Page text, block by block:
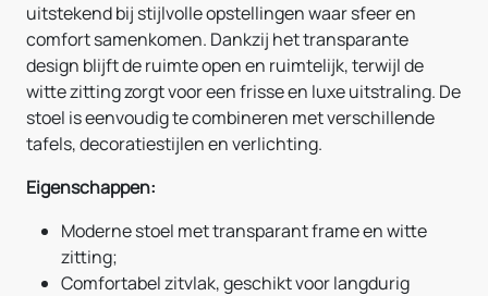
uitstekend bij stijlvolle opstellingen waar sfeer en
comfort samenkomen. Dankzij het transparante
design blijft de ruimte open en ruimtelijk, terwijl de
witte zitting zorgt voor een frisse en luxe uitstraling. De
stoel is eenvoudig te combineren met verschillende
tafels, decoratiestijlen en verlichting.
Eigenschappen:
Moderne stoel met transparant frame en witte
zitting;
Comfortabel zitvlak, geschikt voor langdurig